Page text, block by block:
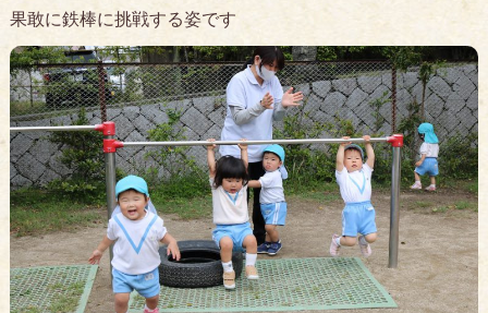
果敢に鉄棒に挑戦する姿です